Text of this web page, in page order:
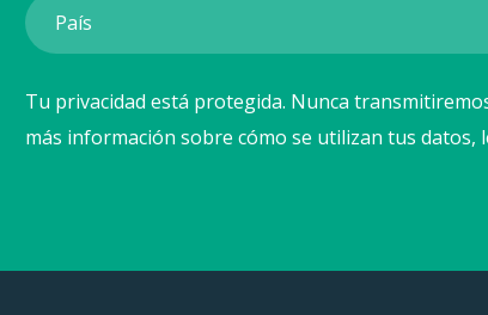
Tu privacidad está protegida. Nunca
más información sobre cómo se utilizan tus datos,